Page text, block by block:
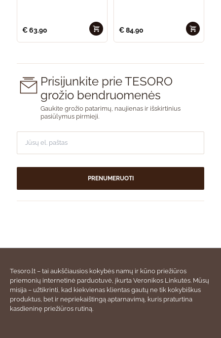
€63.90 €84.90
Prisijunkite prie TESORO
grožio bendruomenės
Gaukite grožio patarimų, naujienas ir išskirtinius
pasiūlymus pirmieji.
PRENUMERUOTI
Tesoro.lt – tai aukščiausios kokybės namų ir kūno priežiūros
priemonių internetinė parduotuvė, įkurta Veronikos Linkutės. Mūsų
misija – užtikrinti, kad kiekvienas klientas gautų ne tik kokybiškus
produktus, bet ir nepriekaištingą aptarnavimą, kuris praturtina
kasdieninę priežiūros rutiną.